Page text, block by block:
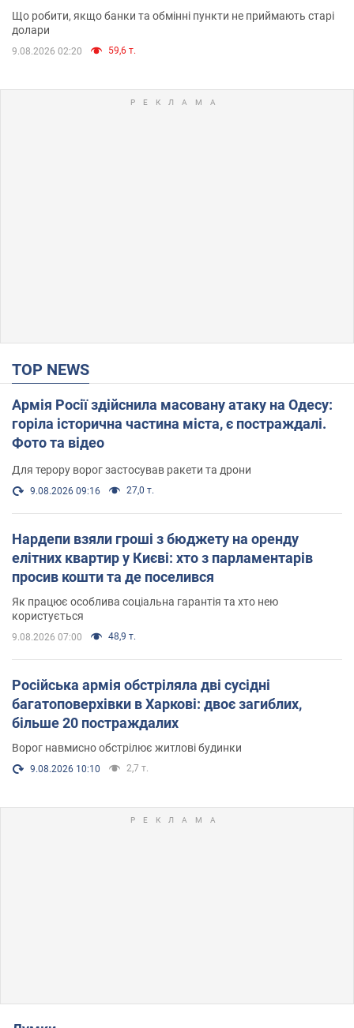
Що робити, якщо банки та обмінні пункти не приймають старі
долари
9.08.2026 02:20 59,6 т.
TOP NEWS
Армія Росії здійснила масовану атаку на Одесу:
горіла історична частина міста, є постраждалі.
Фото та відео
Для терору ворог застосував ракети та дрони
9.08.2026 09:16 27,0 т.
Нардепи взяли гроші з бюджету на оренду
елітних квартир у Києві: хто з парламентарів
просив кошти та де поселився
Як працює особлива соціальна гарантія та хто нею
користується
9.08.2026 07:00 48,9 т.
Російська армія обстріляла дві сусідні
багатоповерхівки в Харкові: двоє загиблих,
більше 20 постраждалих
Ворог навмисно обстрілює житлові будинки
9.08.2026 10:10 2,7 т.